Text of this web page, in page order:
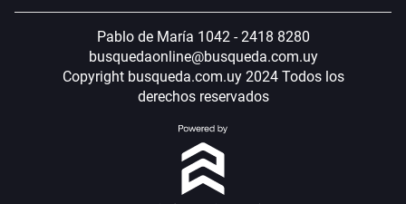
Pablo de María 1042 - 2418 8280
busquedaonline@busqueda.com.uy
Copyright busqueda.com.uy 2024 Todos los
derechos reservados